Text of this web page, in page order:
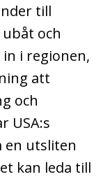
till
och
i regionen,
att
och
USA:s
en utsliten
kan leda till